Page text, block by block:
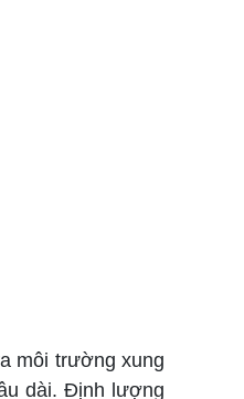
môi trường xung
dài. Định lượng